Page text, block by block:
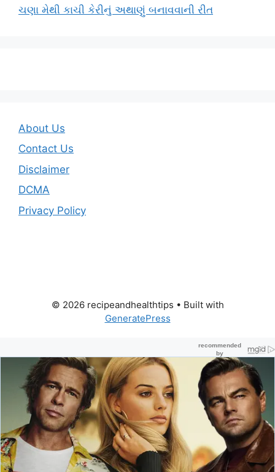
ચણા મેથી કાચી કેરીનું અથાણું બનાવવાની રીત
About Us
Contact Us
Disclaimer
DCMA
Privacy Policy
© 2026 recipeandhealthtips • Built with
GeneratePress